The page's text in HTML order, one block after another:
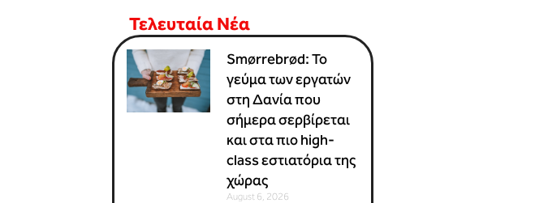
Τελευταία Νέα
Smørrebrød: Το
γεύμα των εργατών
στη Δανία που
σήμερα σερβίρεται
και στα πιο high-
class εστιατόρια της
χώρας
August 6, 2026